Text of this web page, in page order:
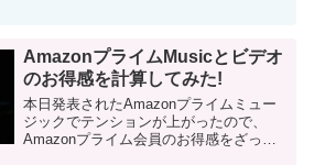
が1000万人を超えたとF...
AmazonプライムMusicとビデオ
のお得感を計算してみた!
本日発表されたAmazonプライムミュー
ジックでテンションが上がったので、
Amazonプライム会員のお得感をざっと